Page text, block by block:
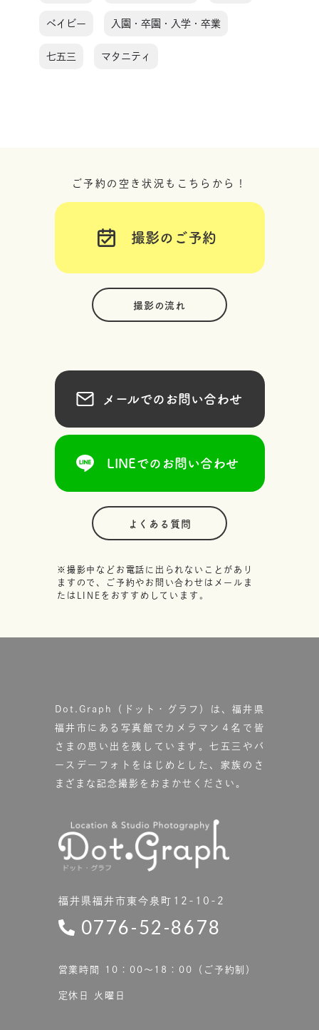
ベイビー 入園・卒園・入学・卒業
七五三 マタニティ
ご予約の空き状況もこちらから！
撮影のご予約
撮影の流れ
メールでのお問い合わせ
LINEでのお問い合わせ
よくある質問
※撮影中などお電話に出られないことがあり
ますので、ご予約やお問い合わせはメールま
たはLINEをおすすめしています。
Dot.Graph（ドット・グラフ）は、福井県
福井市にある写真館で カメラマン４名で皆
さまの思い出を残しています。七五三やバ
ースデーフォトをはじめとした、家族のさ
まざまな記念撮影をおまかせください。
福井県福井市東今泉町12-10-2
0776-52-8678
営業時間 10：00〜18：00（ご予約制）
定休日 火曜日